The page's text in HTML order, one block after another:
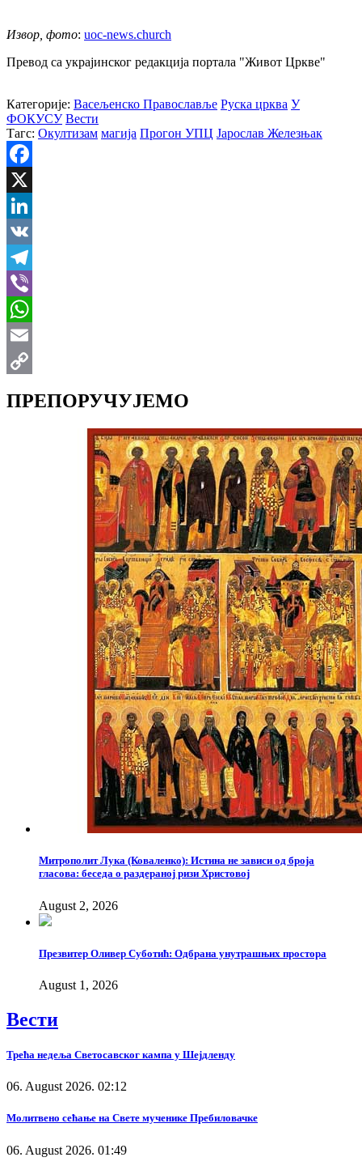
Извор, фото: uoc-news.church
Превод са украјинског редакција портала "Живот Цркве"
Категорије: Васељенско Православље Руска црква У
ФОКУСУ Вести
Тагс: Окултизам магија Прогон УПЦ Јарослав Железњак
Facebook
X
LinkedIn
VK
Telegram
Viber
WhatsApp
Email
ПРЕПОРУЧУЈЕМО
Митрополит Лука (Коваленко): Истина не зависи од броја
гласова: беседа о раздераној ризи Христовој
August 2, 2026
Презвитер Оливер Суботић: Одбрана унутрашњих простора
August 1, 2026
Вести
Трећа недеља Светосавског кампа у Шејдленду
06. August 2026. 02:12
Молитвено сећање на Свете мученике Пребиловачке
06. August 2026. 01:49